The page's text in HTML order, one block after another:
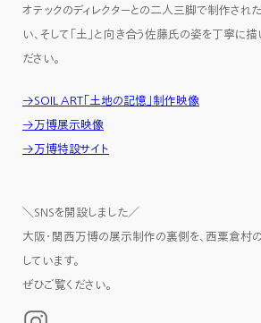
オテックのディレクターとの二人三脚で制作され
い、そして「土」と向き合う佐藤氏の姿を丁寧に描
ださい。
→SOIL ART「土地の記憶」制作映像
→万博展示映像
→万博特設サイト
＼SNSを開設しました／
大阪・関西万博の展示制作の裏側を、西粟倉村
しています。
ぜひご覧ください。